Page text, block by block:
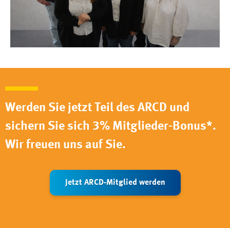
Werden Sie jetzt Teil des ARCD und
sichern Sie sich 3% Mitglieder-Bonus*.
Wir freuen uns auf Sie.
Jetzt ARCD-Mitglied werden